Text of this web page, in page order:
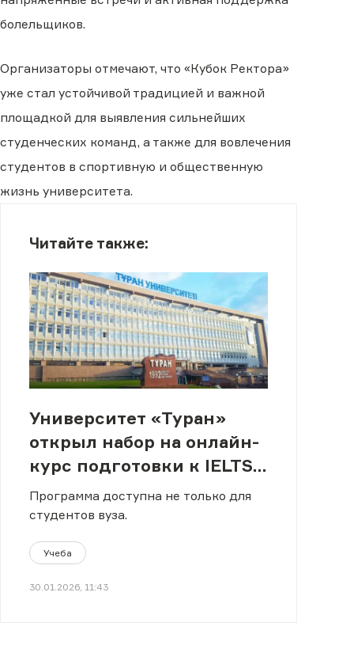
болельщиков.
Организаторы отмечают, что «Кубок Ректора»
уже стал устойчивой традицией и важной
площадкой для выявления сильнейших
студенческих команд, а также для вовлечения
студентов в спортивную и общественную
жизнь университета.
Читайте также:
Университет «Туран»
открыл набор на онлайн-
курс подготовки к IELTS
и TOEFL iBT
Программа доступна не только для
студентов вуза.
Учеба
30.01.2026, 11:43